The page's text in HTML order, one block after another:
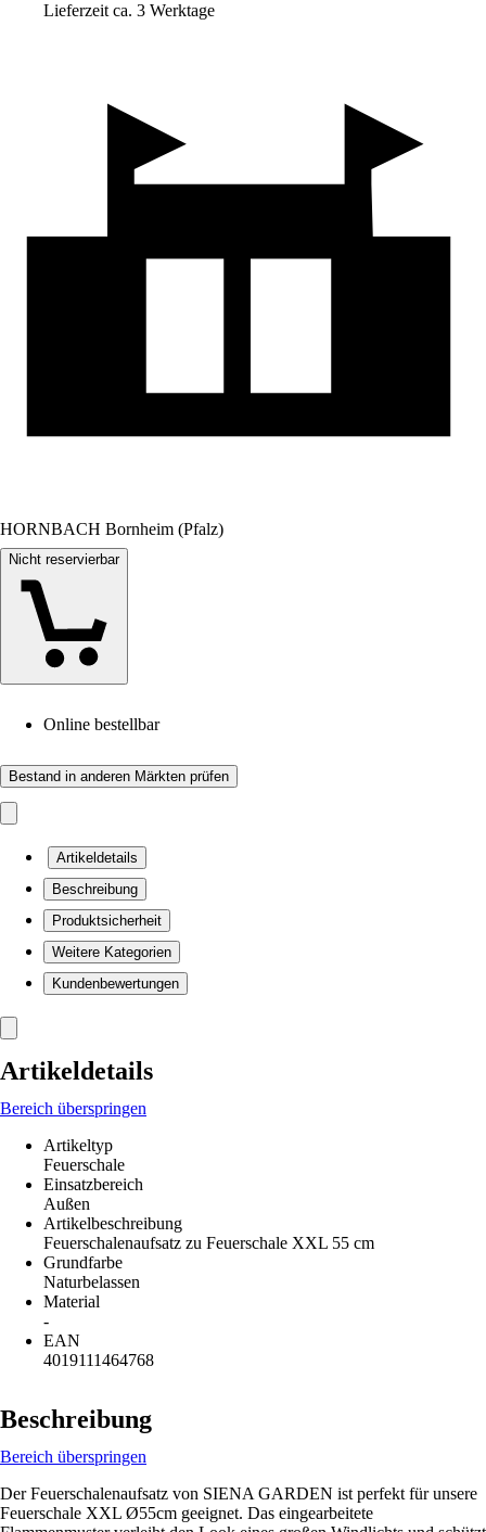
Lieferzeit ca. 3 Werktage
HORNBACH Bornheim (Pfalz)
Nicht reservierbar
Online bestellbar
Bestand in anderen Märkten prüfen
Artikeldetails
Beschreibung
Produktsicherheit
Weitere Kategorien
Kundenbewertungen
Artikeldetails
Bereich überspringen
Artikeltyp
Feuerschale
Einsatzbereich
Außen
Artikelbeschreibung
Feuerschalenaufsatz zu Feuerschale XXL 55 cm
Grundfarbe
Naturbelassen
Material
-
EAN
4019111464768
Beschreibung
Bereich überspringen
Der Feuerschalenaufsatz von SIENA GARDEN ist perfekt für unsere
Feuerschale XXL Ø55cm geeignet. Das eingearbeitete